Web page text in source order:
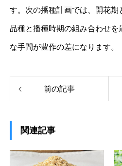
す。次の播種計画では、開花期
品種と播種時期の組み合わせを
な手間が豊作の差になります。
前の記事
関連記事